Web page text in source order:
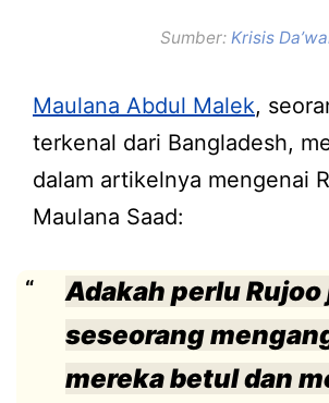
Sumber: Krisis
Maulana Abdul Malek,
terkenal dari Bangladesh,
dalam artikelnya mengenai
Maulana Saad:
Adakah perlu Rujoo
seseorang
mereka betul dan